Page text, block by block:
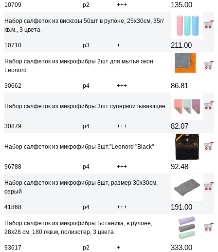
10709 р2 +++ 135.00
Набор салфеток из вискозы 50шт в рулоне, 25x30см, 35г/
кв.м., 3 цвета
10710 р3 + 211.00
Набор салфеток из микрофибры 2шт для мытья окон
Leonord
30662 р4 +++ 86.81
Набор салфеток из микрофибры 3шт супервпитывающие
30879 р4 +++ 82.07
Набор салфеток из микрофибры 3шт."Leonord "Black"
96788 р4 +++ 92.48
Набор салфеток из микрофибры 8шт, размер 30х30см,
серый
41868 р4 +++ 191.00
Набор салфеток из микрофибры Ботаника, в рулоне,
28х28 см, 180 г/кв.м, полиэстер, 3 цвета
93617 р2 + 333.00